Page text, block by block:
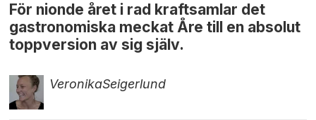
För nionde året i rad kraftsamlar det
gastronomiska meckat Åre till en absolut
toppversion av sig själv.
VeronikaSeigerlund